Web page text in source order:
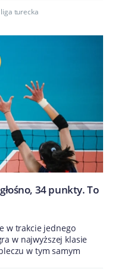
liga turecka
34 punkty. To
w trakcie jednego
w najwyższej klasie
w tym samym